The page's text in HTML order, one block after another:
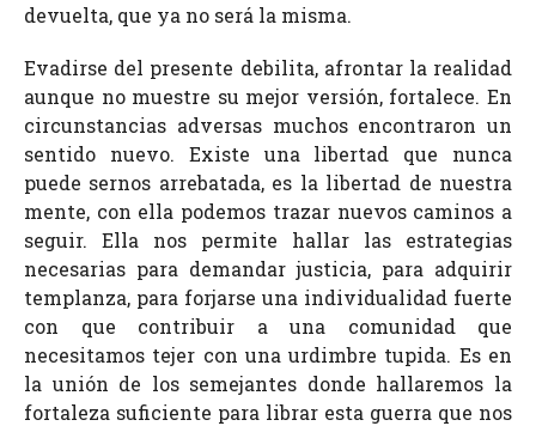
devuelta, que ya no será la misma.
Evadirse del presente debilita, afrontar la realidad
aunque no muestre su mejor versión, fortalece. En
circunstancias adversas muchos encontraron un
sentido nuevo. Existe una libertad que nunca
puede sernos arrebatada, es la libertad de nuestra
mente, con ella podemos trazar nuevos caminos a
seguir. Ella nos permite hallar las estrategias
necesarias para demandar justicia, para adquirir
templanza, para forjarse una individualidad fuerte
con que contribuir a una comunidad que
necesitamos tejer con una urdimbre tupida. Es en
la unión de los semejantes donde hallaremos la
fortaleza suficiente para librar esta guerra que nos